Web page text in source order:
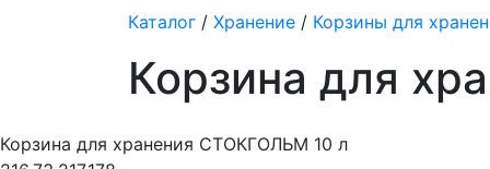
Каталог / Хранение / Корзины для
Корзина для
Корзина для хранения СТОКГОЛЬМ 10 л